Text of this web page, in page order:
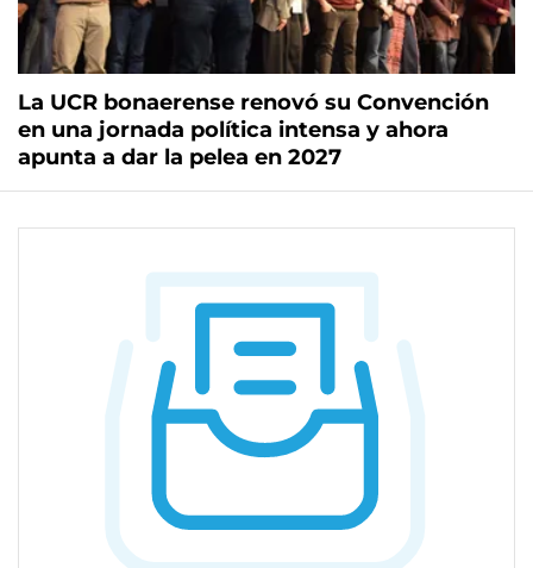
La UCR bonaerense renovó su Convención
en una jornada política intensa y ahora
apunta a dar la pelea en 2027